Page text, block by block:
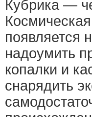
Кубрика —
появляется
надоумить
копалки и
снарядить